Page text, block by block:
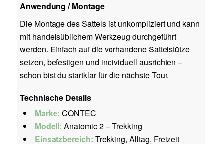
Anwendung / Montage
Die Montage des Sattels ist unkompliziert und kann
mit handelsüblichem Werkzeug durchgeführt
werden. Einfach auf die vorhandene Sattelstütze
setzen, befestigen und individuell ausrichten –
schon bist du startklar für die nächste Tour.
Technische Details
Marke: CONTEC
Modell: Anatomic 2 – Trekking
Einsatzbereich: Trekking, Alltag, Freizeit